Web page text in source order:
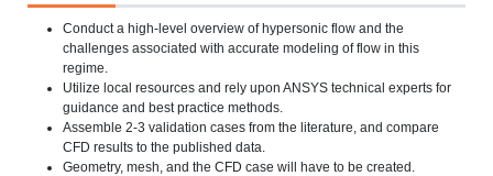
Conduct a high-level overview of hypersonic flow and the
challenges associated with accurate modeling of flow in this
regime.
Utilize local resources and rely upon ANSYS technical experts for
guidance and best practice methods.
Assemble 2-3 validation cases from the literature, and compare
CFD results to the published data.
Geometry, mesh, and the CFD case will have to be created.